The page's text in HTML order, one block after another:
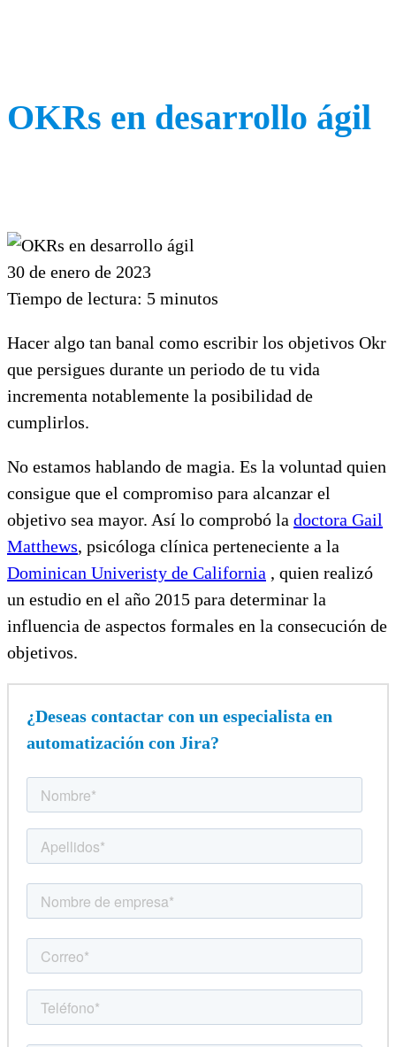
OKRs en desarrollo ágil
30 de enero de 2023
Tiempo de lectura: 5 minutos
Hacer algo tan banal como escribir los objetivos Okr
que persigues durante un periodo de tu vida
incrementa notablemente la posibilidad de
cumplirlos.
No estamos hablando de magia. Es la voluntad quien
consigue que el compromiso para alcanzar el
objetivo sea mayor. Así lo comprobó la doctora Gail
Matthews, psicóloga clínica perteneciente a la
Dominican Univeristy de California , quien realizó
un estudio en el año 2015 para determinar la
influencia de aspectos formales en la consecución de
objetivos.
¿Deseas contactar con un especialista en
automatización con Jira?